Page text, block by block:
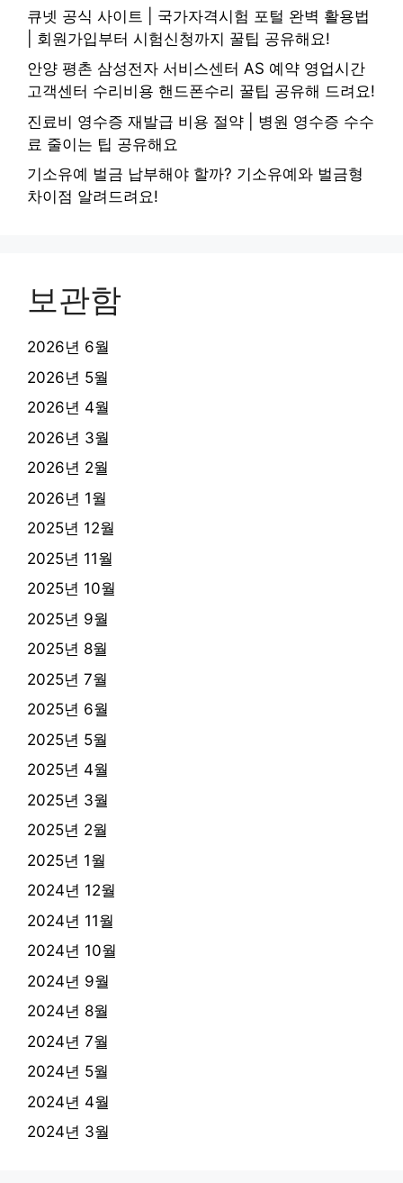
큐넷 공식 사이트 | 국가자격시험 포털 완벽 활용법
| 회원가입부터 시험신청까지 꿀팁 공유해요!
안양 평촌 삼성전자 서비스센터 AS 예약 영업시간
고객센터 수리비용 핸드폰수리 꿀팁 공유해 드려요!
진료비 영수증 재발급 비용 절약 | 병원 영수증 수수
료 줄이는 팁 공유해요
기소유예 벌금 납부해야 할까? 기소유예와 벌금형
차이점 알려드려요!
보관함
2026년 6월
2026년 5월
2026년 4월
2026년 3월
2026년 2월
2026년 1월
2025년 12월
2025년 11월
2025년 10월
2025년 9월
2025년 8월
2025년 7월
2025년 6월
2025년 5월
2025년 4월
2025년 3월
2025년 2월
2025년 1월
2024년 12월
2024년 11월
2024년 10월
2024년 9월
2024년 8월
2024년 7월
2024년 5월
2024년 4월
2024년 3월